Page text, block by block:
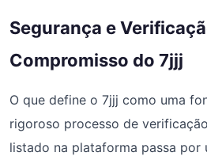
Segurança e
Compromisso do 7jjj
O que define o 7jjj como uma
rigoroso processo de
listado na plataforma passa por